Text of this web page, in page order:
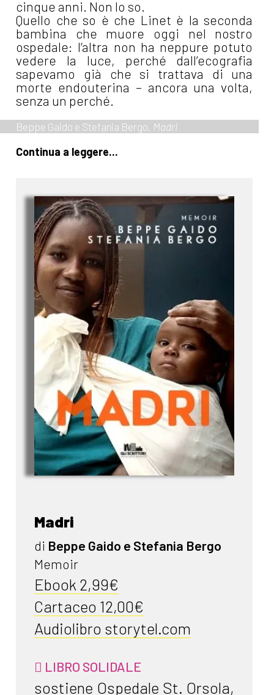
cinque anni. Non lo so.
Quello che so è che Linet è la seconda
bambina che muore oggi nel nostro
ospedale: l’altra non ha neppure potuto
vedere la luce, perché dall’ecografia
sapevamo già che si trattava di una
morte endouterina – ancora una volta,
senza un perché.
Beppe Gaido e Stefania Bergo, Madri
Continua a leggere...
Madri
di Beppe Gaido e Stefania Bergo
Memoir
Ebook 2,99€
Cartaceo 12,00€
Audiolibro storytel.com
LIBRO SOLIDALE
sostiene Ospedale St. Orsola,